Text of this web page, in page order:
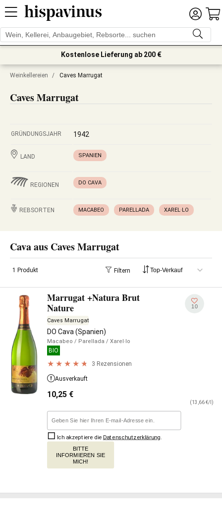
Kostenlose Lieferung ab 200 €
Weinkellereien / Caves Marrugat
Caves Marrugat
GRÜNDUNGSJAHR 1942
LAND SPANIEN
REGIONEN DO CAVA
REBSORTEN MACABEO PARELLADA XAREL·LO
Cava aus Caves Marrugat
1 Produkt Filtern
Marrugat +Natura Brut
Nature
Caves Marrugat
DO Cava (Spanien)
Macabeo / Parellada / Xarel·lo
BIO
3 Rezensionen
10
Ausverkauft
10,25 €
(13,66 €/l)
Ich akzeptiere die Datenschutzerklärung
BITTE
INFORMIEREN SIE
MICH!